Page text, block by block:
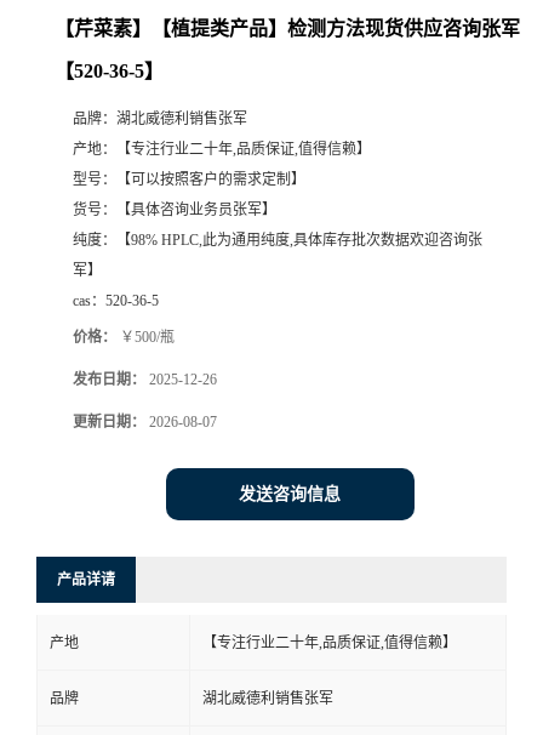
【芹菜素】【植提类产品】检测方法现货供应咨询张军
【520-36-5】
品牌： 湖北威德利销售张军
产地：
【专注行业二十年,品质保证,值得信赖】
型号：
【可以按照客户的需求定制】
货号：
【具体咨询业务员张军】
纯度：
【98% HPLC,此为通用纯度,具体库存批次数据欢迎咨询张
军】
cas： 520-36-5
价格： ￥500/瓶
发布日期： 2025-12-26
更新日期： 2026-08-07
发送咨询信息
产品详请
产地 【专注行业二十年,品质保证,值得信赖】
品牌 湖北威德利销售张军